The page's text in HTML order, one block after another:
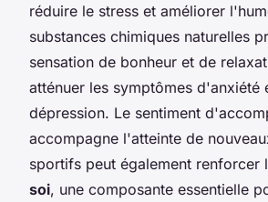
réduire le stress et améliorer
substances chimiques naturelles
sensation de bonheur et de
atténuer les symptômes d'anxiété
dépression. Le sentiment
accompagne l'atteinte de
sportifs peut également renforcer
soi, une composante essentielle